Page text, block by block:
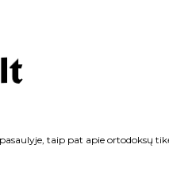
taip pat apie ortodoksų